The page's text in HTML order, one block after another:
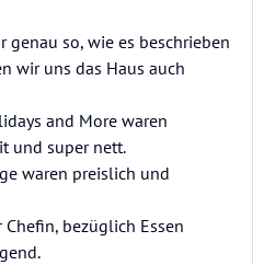
genau so, wie es beschrieben
wir uns das Haus auch
and More waren
und super nett.
waren preislich und
bezüglich Essen